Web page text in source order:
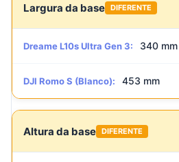
Largura da base DIFERENTE
Dreame L10s Ultra Gen 3: 340 mm
DJI Romo S (Blanco): 453 mm
Altura da base DIFERENTE